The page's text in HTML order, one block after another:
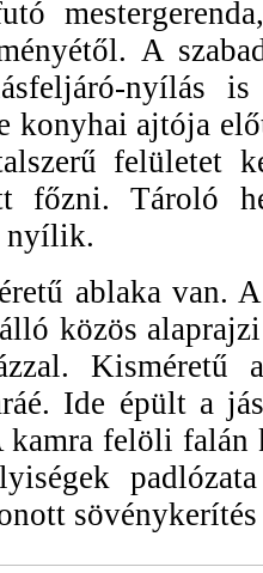
A
nyílás
konyhai ajtója
felületet
főzni. Tároló
nyílik.
ablaka van.
közös
Kisméretű
Ide épült a
kamra felöli